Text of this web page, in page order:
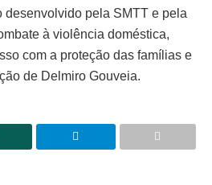
desenvolvido pela SMTT e pela
à violência doméstica,
com a proteção das famílias e
de Delmiro Gouveia.